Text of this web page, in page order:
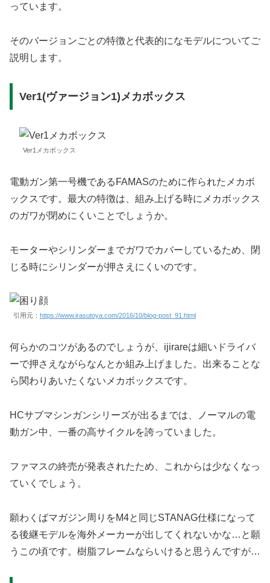
っています。
そのバージョンごとの特徴と代表的になモデルについてご
説明します。
Ver1(ヴァージョン1)メカボックス
Ver1メカボックス
電動ガン第一号機であるFAMASのために作られたメカボ
ックスです。最大の特徴は、組み上げる時にメカボックス
のガワが閉めにくいことでしょうか。
モーターやシリンダーまでガワでカバーしているため、閉
じる時にシリンダーが押さえにくいのです。
引用元： https://www.irasutoya.com/2016/10/blog-post_91.html
何らかのコツがあるのでしょうが、ijirareは細いドライバ
ーで押さえながらなんとか組み上げました。出来ることな
ら関わりあいたくないメカボックスです。
HCサブマシンガンシリーズが出るまでは、ノーマルの電
動ガン中、一番の高サイクルを誇っていました。
ファマスの終売が発表されたため、これからは少なくなっ
ていくでしょう。
願わくばマガジン周りをM4と同じSTANAG仕様になって
る後継モデルを海外メーカーが出してくれないかな…と願
うこの頃です。樹脂フレームならいけると思うんですが…